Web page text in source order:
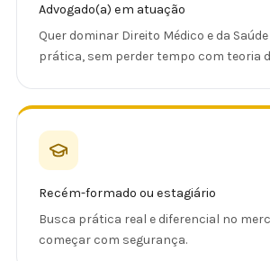
Advogado(a) em atuação
Quer dominar Direito Médico e da
prática, sem perder tempo com teoria
Recém-formado ou estagiário
Busca prática real e diferencial no
começar com segurança.